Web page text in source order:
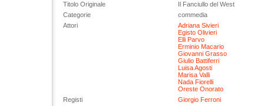
Titolo Originale
Il Fanciullo del West
Categorie
commedia
Attori
Adriana Sivieri
Egisto Olivieri
Elli Parvo
Erminio Macario
Giovanni Grasso
Giulio Battiferri
Luisa Agosti
Marisa Valli
Nada Fiorelli
Oreste Onorato
Registi
Giorgio Ferroni